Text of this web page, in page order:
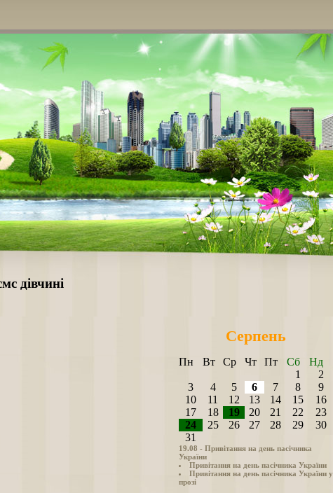
дівчині
Серпень
Пн Вт Ср Чт Пт Сб
Нд
1
2
3
4 5 6 7 8
9
10
11 12 13 14 15
16
17
18 19 20 21 22
23
24
25 26 27 28 29
30
31
19.08 - Привітання на день пасічника
України
Привітання на день пасічника України
Привітання на день пасічника України у
прозі